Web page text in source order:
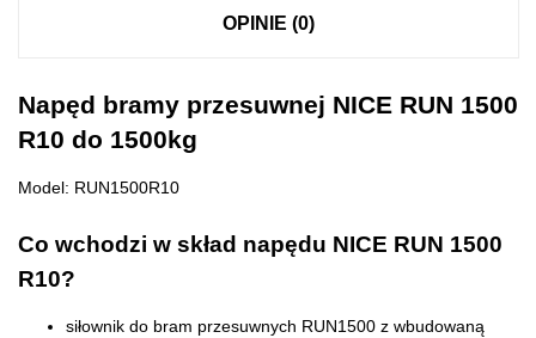
OPINIE (0)
Napęd bramy przesuwnej NICE RUN 1500
R10 do 1500kg
Model: RUN1500R10
Co wchodzi w skład napędu NICE RUN 1500
R10?
siłownik do bram przesuwnych RUN1500 z wbudowaną